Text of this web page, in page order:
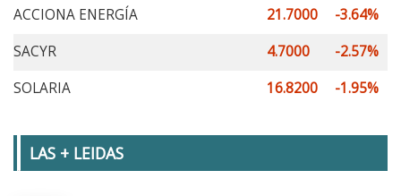
ACCIONA ENERGÍA
21.7000
-3.64%
SACYR
4.7000
-2.57%
SOLARIA
16.8200 -1.95%
LAS + LEIDAS